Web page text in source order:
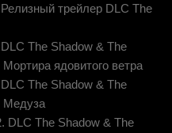
трейлер DLC The
The Shadow & The
ядовитого ветра
The Shadow & The
Медуза
DLC The Shadow & The